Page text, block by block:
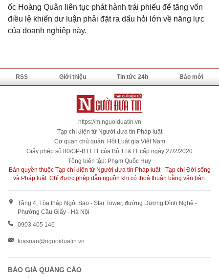
ốc Hoàng Quân liên tục phát hành trái phiếu để tăng vốn
điều lệ khiến dư luận phải đặt ra dấu hỏi lớn về năng lực
của doanh nghiệp này.
RSS Giới thiệu Tin tức 24h Báo mới
https://m.nguoiduatin.vn
Tạp chí điện tử Người đưa tin Pháp luật
Cơ quan chủ quản: Hội Luật gia Việt Nam
Giấy phép số 80/GP-BTTTT của Bộ TT&TT cấp ngày 27/2/2020
Tổng biên tập: Phạm Quốc Huy
Bản quyền thuộc Tạp chí điện tử Người đưa tin Pháp luật - Tạp chí Đời sống
và Pháp luật. Chỉ được phép dẫn nguồn khi có thoả thuận bằng văn bản.
Tầng 4, Tòa tháp Ngôi Sao - Star Tower, đường Dương Đình Nghệ -
Phường Cầu Giấy - Hà Nội
0903 405 146
toasoan@nguoiduatin.vn
BÁO GIÁ QUẢNG CÁO